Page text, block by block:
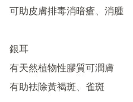
可助皮膚排毒消暗瘡、消腫
銀耳
有天然植物性膠質可潤膚
有助袪除黃褐斑、雀斑